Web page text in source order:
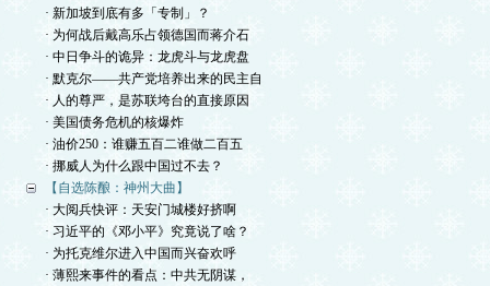
· 新加坡到底有多「专制」？
· 为何战后戴高乐占领德国而蒋介石
· 中日争斗的诡异：龙虎斗与龙虎盘
· 默克尔——共产党培养出来的民主自
· 人的尊严，是苏联垮台的直接原因
· 美国债务危机的核爆炸
· 油价250：谁赚五百二谁做二百五
· 挪威人为什么跟中国过不去？
【自选陈酿：神州大曲】
· 大阅兵快评：天安门城楼好挤啊
· 习近平的《邓小平》究竟说了啥？
· 为托克维尔进入中国而兴奋欢呼
· 薄熙来事件的看点：中共无阴谋，